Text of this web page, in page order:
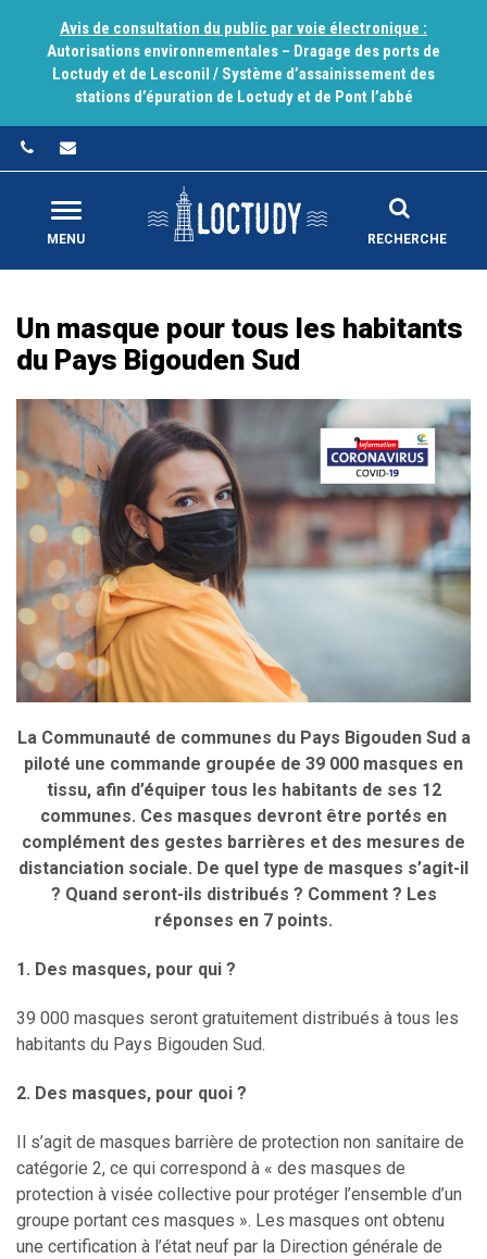
Avis de consultation du public par voie électronique :
Autorisations environnementales – Dragage des ports de
Loctudy et de Lesconil / Système d’assainissement des
stations d’épuration de Loctudy et de Pont l’abbé
MENU RECHERCHE
Un masque pour tous les habitants
du Pays Bigouden Sud
La Communauté de communes du Pays Bigouden Sud a
piloté une commande groupée de 39 000 masques en
tissu, afin d’équiper tous les habitants de ses 12
communes. Ces masques devront être portés en
complément des gestes barrières et des mesures de
distanciation sociale. De quel type de masques s’agit-il
? Quand seront-ils distribués ? Comment ? Les
réponses en 7 points.
1. Des masques, pour qui ?
39 000 masques seront gratuitement distribués à tous les
habitants du Pays Bigouden Sud.
2. Des masques, pour quoi ?
Il s’agit de masques barrière de protection non sanitaire de
catégorie 2, ce qui correspond à « des masques de
protection à visée collective pour protéger l’ensemble d’un
groupe portant ces masques ». Les masques ont obtenu
une certification à l’état neuf par la Direction générale de